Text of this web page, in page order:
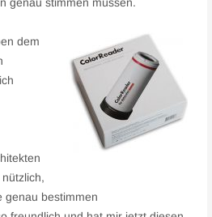
dem
genau bestimmen